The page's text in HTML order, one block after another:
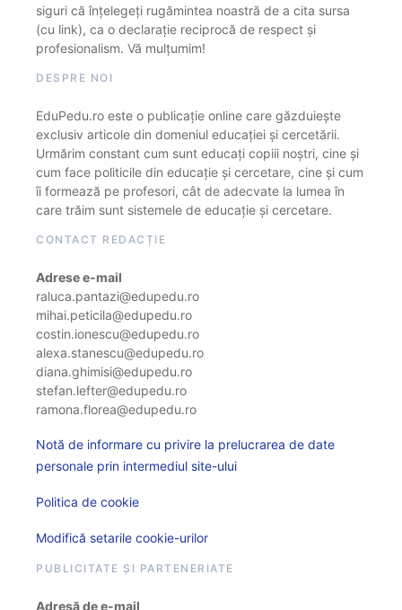
siguri că înțelegeți rugămintea noastră de a cita sursa
(cu link), ca o declarație reciprocă de respect și
profesionalism. Vă mulțumim!
DESPRE NOI
EduPedu.ro este o publicație online care găzduiește
exclusiv articole din domeniul educației și cercetării.
Urmărim constant cum sunt educați copiii noștri, cine și
cum face politicile din educație și cercetare, cine și cum
îi formează pe profesori, cât de adecvate la lumea în
care trăim sunt sistemele de educație și cercetare.
CONTACT REDACȚIE
Adrese e-mail
raluca.pantazi@edupedu.ro
mihai.peticila@edupedu.ro
costin.ionescu@edupedu.ro
alexa.stanescu@edupedu.ro
diana.ghimisi@edupedu.ro
stefan.lefter@edupedu.ro
ramona.florea@edupedu.ro
Notă de informare cu privire la prelucrarea de date
personale prin intermediul site-ului
Politica de cookie
Modifică setarile cookie-urilor
PUBLICITATE ȘI PARTENERIATE
Adresă de e-mail